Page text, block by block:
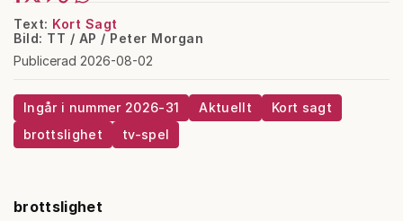
Text: Kort Sagt
Bild: TT / AP / Peter Morgan
Publicerad 2026-08-02
Ingår i nummer 2026-31 Aktuellt
Kort sagt
brottslighet
tv-spel
brottslighet